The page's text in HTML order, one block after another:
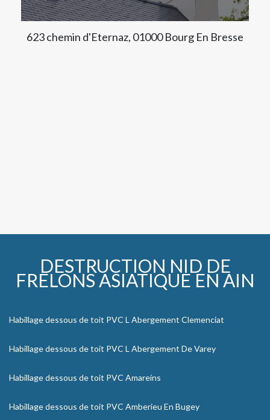
623 chemin d'Eternaz, 01000 Bourg En Bresse
DESTRUCTION NID DE
FRELONS ASIATIQUE EN AIN
Habillage dessous de toit PVC L Abergement Clemenciat
Habillage dessous de toit PVC L Abergement De Varey
Habillage dessous de toit PVC Amareins
Habillage dessous de toit PVC Amberieu En Bugey